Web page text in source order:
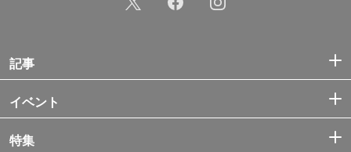
記事
イベント
特集